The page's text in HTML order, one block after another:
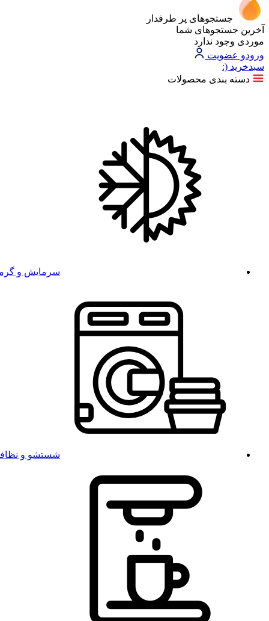
جستجوهای پر طرفدار
آخرین جستجوهای شما
موردی وجود ندارد
ورودو عضویت
سبد‌خرید (:
دسته بندی محصولات
سرمایش و
شستشو و